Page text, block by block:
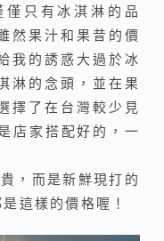
只有冰淇淋的品
然果汁和果昔的價
我的誘惑大過於冰
淋的念頭，並在果
擇了在台灣較少見
店家搭配好的，一
，而是新鮮現打的
這樣的價格喔！